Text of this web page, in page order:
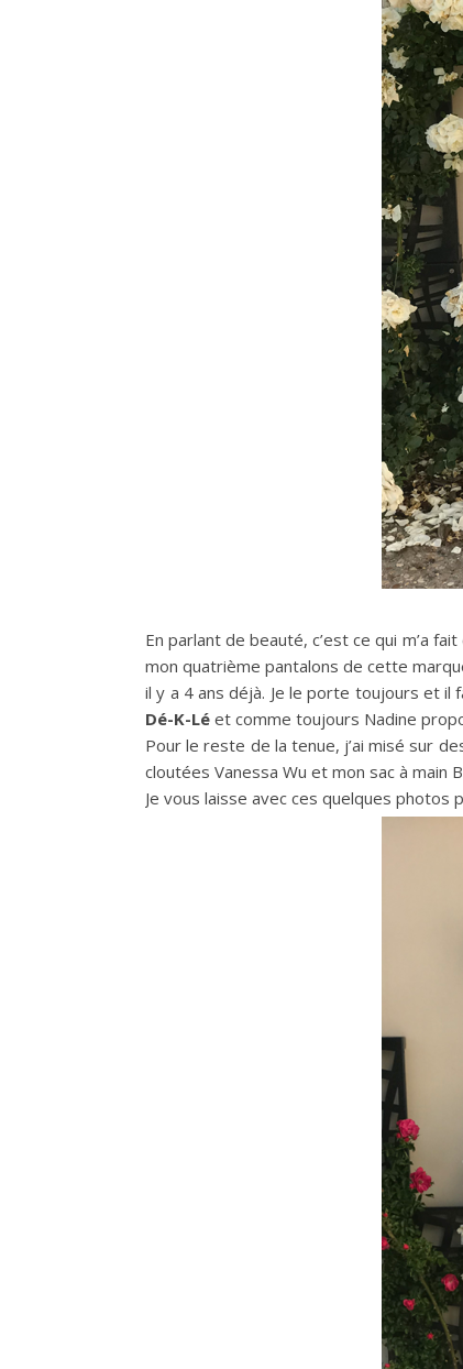
En parlant de beauté, c’est ce qui m’a
mon quatrième pantalons de cette
il y a 4 ans déjà. Je le porte toujours et il
Dé-K-Lé et comme toujours Nadine
Pour le reste de la tenue, j’ai misé sur
cloutées Vanessa Wu et mon sac à main
Je vous laisse avec ces quelques photos